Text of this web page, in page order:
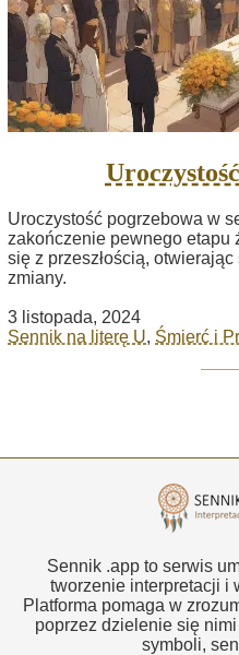
Uroczystość pogrzebowa w
zakończenie pewnego etapu
się z przeszłością,
zmiany.
3 listopada, 2024
Sennik na literę U, Śmierć i
Sennik .app to serwis
tworzenie interpretacji i
Platforma pomaga w
poprzez dzielenie się
symboli,